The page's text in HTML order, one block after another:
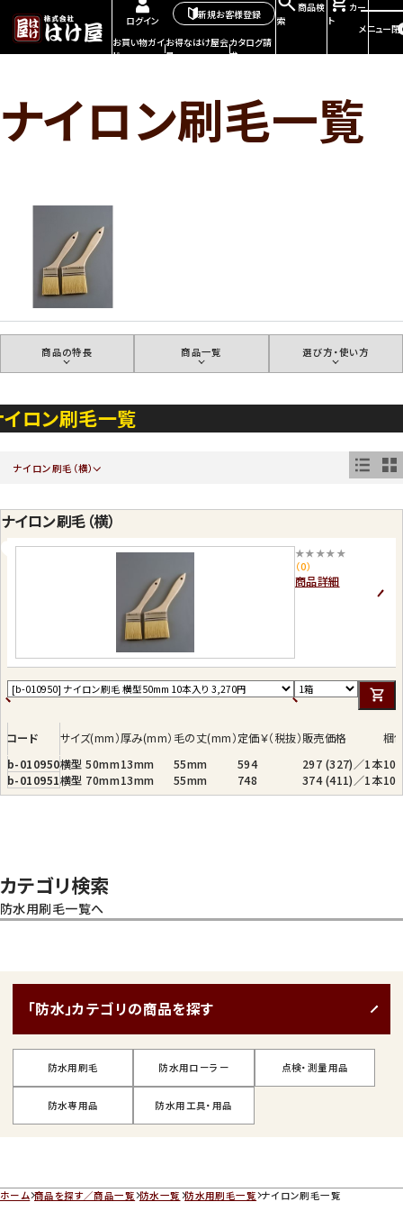
ログイン
新規お客様登録
お買い物ガイ
ド
お得なはけ屋会
員
カタログ請
求
商品検
索
カー
ト
メニュー閉
ナイロン刷毛一覧
ホーム 商品を探す／商品一覧 防水一覧 防水用刷毛一覧 ナイロン刷毛一覧
商品の特長 商品一覧 選び方・使い方
イロン刷毛一覧
ナイロン刷毛（横）
ナイロン刷毛（横）
★★★★★
（0）
商品詳細
コード サイズ(mm）厚み(mm） 毛の丈(mm）定価￥（税抜）販売価格
梱
b-010950横型 50mm13mm 55mm 594 297 (327)／1本10
b-010951横型 70mm13mm 55mm 748 374 (411)／1本10
カテゴリ検索
防水用刷毛一覧へ
「防水」カテゴリの商品を探す
防水用刷毛 防水用ローラー 点検・測量用品
防水専用品 防水用工具・用品